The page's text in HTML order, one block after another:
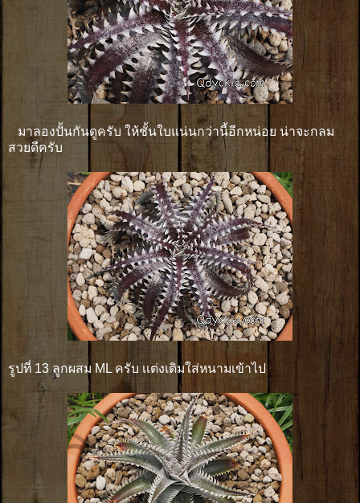
มาลองปั้นกันดูครับ ให้ชั้นใบแน่นกว่านี้อีกหน่อย น่าจะกลม
สวยดีครับ
รูปที่ 13 ลูกผสม ML ครับ เเต่งเติมใส่หนามเข้าไป